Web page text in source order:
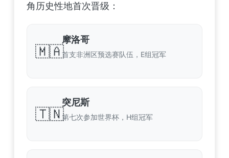
角历史性地首次晋级：
🇲🇦
摩洛哥
首支非洲区预选赛队伍，E组冠军
🇹🇳
突尼斯
第七次参加世界杯，H组冠军